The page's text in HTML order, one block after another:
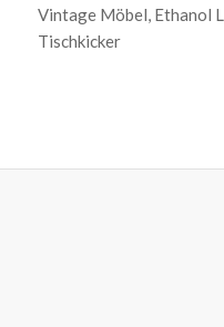
Vintage Möbel, Ethanol
Tischkicker